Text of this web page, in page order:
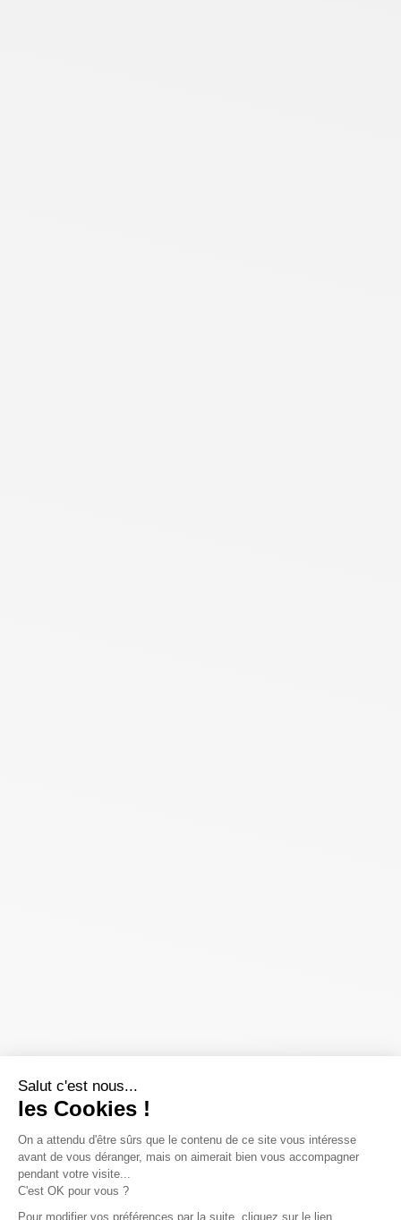
Salut c'est nous...
les Cookies !
On a attendu d'être sûrs que le contenu de ce site vous intéresse
avant de vous déranger, mais on aimerait bien vous accompagner
pendant votre visite...
C'est OK pour vous ?
Pour modifier vos préférences par la suite, cliquez sur le lien